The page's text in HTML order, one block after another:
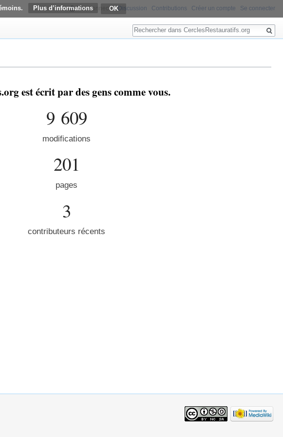
Plus d’informations
est écrit par des gens comme vous.
9 609
modifications
201
pages
3
contributeurs récents
Non connecté Discussion Contributions Créer un compte Se connecter
Rechercher